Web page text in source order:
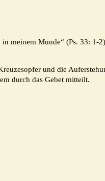
meinem Munde“ (Ps. 33: 1-
und die
durch das Gebet mitteilt.